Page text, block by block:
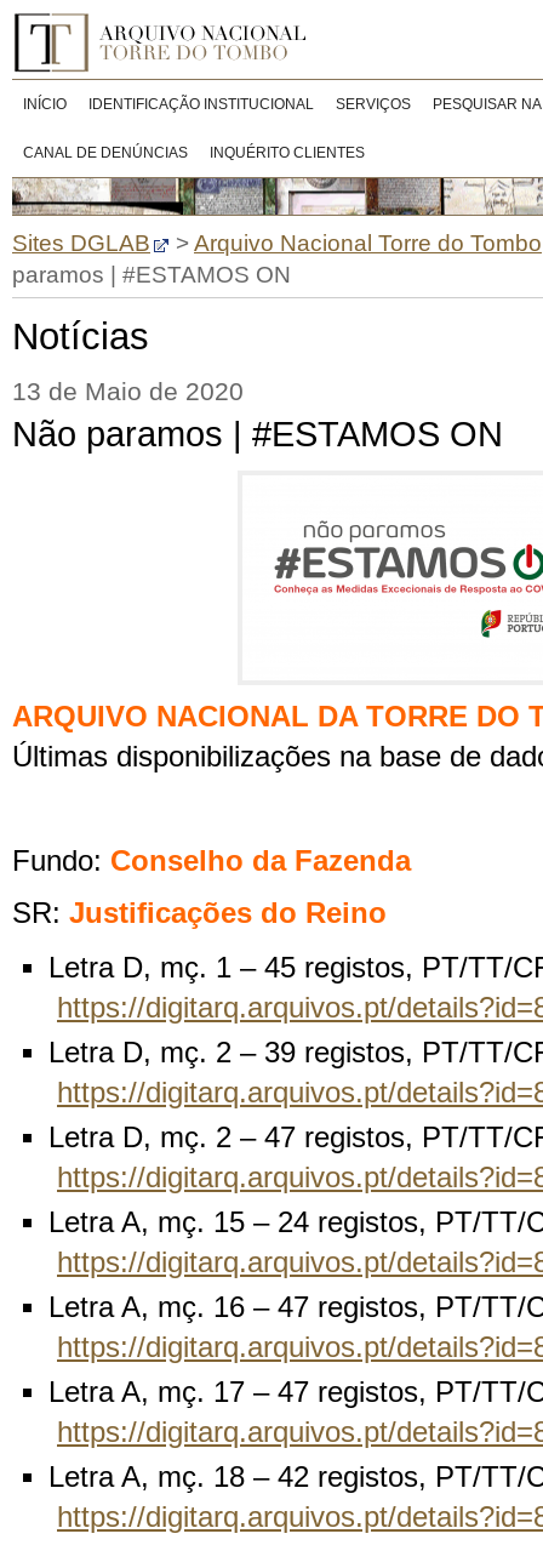
INÍCIO IDENTIFICAÇÃO INSTITUCIONAL SERVIÇOS PESQUISAR
CANAL DE DENÚNCIAS INQUÉRITO CLIENTES
Sites DGLAB >Arquivo Nacional Torre do Tombo
paramos | #ESTAMOS ON
Notícias
13 de Maio de 2020
Não paramos | #ESTAMOS ON
ARQUIVO NACIONAL DA TORRE DO
Últimas disponibilizações na base de
Fundo: Conselho da Fazenda
SR: Justificações do Reino
Letra D, mç. 1 – 45 registos, PT/TT/
https://digitarq.arquivos.pt/
Letra D, mç. 2 – 39 registos, PT/TT/
https://digitarq.arquivos.pt/
Letra D, mç. 2 – 47 registos, PT/TT/
https://digitarq.arquivos.pt/
Letra A, mç. 15 – 24 registos, PT/TT/
https://digitarq.arquivos.pt/
Letra A, mç. 16 – 47 registos, PT/TT/
https://digitarq.arquivos.pt/
Letra A, mç. 17 – 47 registos, PT/TT/
https://digitarq.arquivos.pt/
Letra A, mç. 18 – 42 registos, PT/TT/
https://digitarq.arquivos.pt/